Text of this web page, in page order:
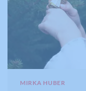
MIRKA HUBER